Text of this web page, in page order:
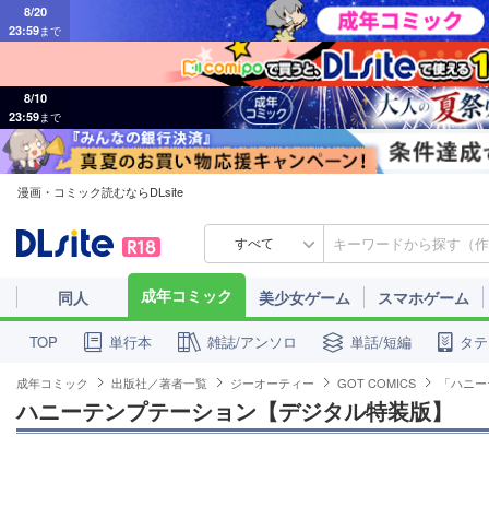
23:59まで
23:59まで
漫画・コミック読むならDLsite
すべて
同人 成年コミック 美少女ゲーム スマホゲーム
TOP 単行本 雑誌/アンソロ 単話/短編 タ
成年コミック 出版社／著者一覧 ジーオーティー GOT COMICS 「ハニ
ハニーテンプテーション【デジタル特装版】